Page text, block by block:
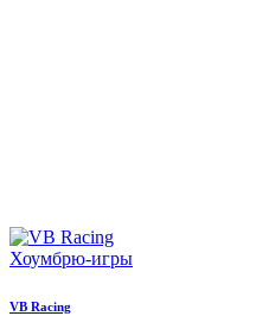
Хоумбрю-игры
VB Racing